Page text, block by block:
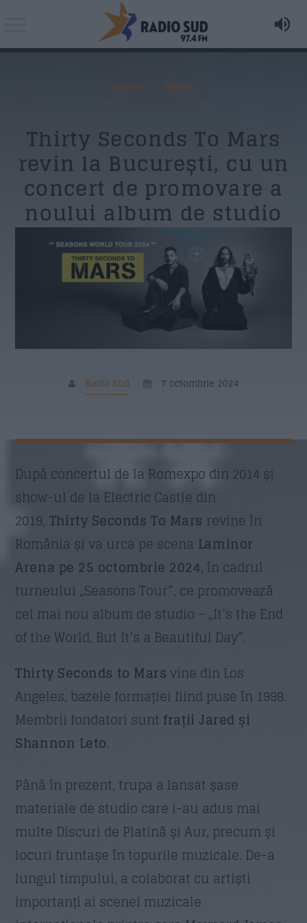
Search in the website:
Distribuie pagina pe:
Twitter
Facebook
Whatsapp
Pearl Jam - Jeremy
AZI PE RADIO SUD
Matinal (News & Coffee)
07:00 11:00
Siesta Radio Sud
20:00 21:00
Formular Contact
Nume
Subiect*
Mesaj*
MUSIC NEWS
Thirty Seconds To Mars
revin la București, cu un
concert de promovare a
noului album de studio
Radio Sud 7 octombrie 2024
După concertul de la Romexpo din 2014 și
show-ul de la Electric Castle din
2019, Thirty Seconds To Mars revine în
România și va urca pe scena Laminor
Arena pe 25 octombrie 2024, în cadrul
turneului „Seasons Tour”, ce promovează
cel mai nou album de studio – „It’s the End
of the World, But It’s a Beautiful Day”.
Thirty Seconds to Marsvine din Los
Angeles, bazele formației fiind puse în 1998.
Membrii fondatori sunt frații Jared și
Shannon Leto.
Până în prezent, trupa a lansat șase
materiale de studio care i-au adus mai
multe Discuri de Platină și Aur, precum și
locuri fruntașe în topurile muzicale. De-a
lungul timpului, a colaborat cu artiști
importanți ai scenei muzicale